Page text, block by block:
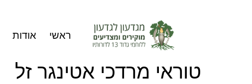
ראשי אודות
טוראי מרדכי אטינגר זל